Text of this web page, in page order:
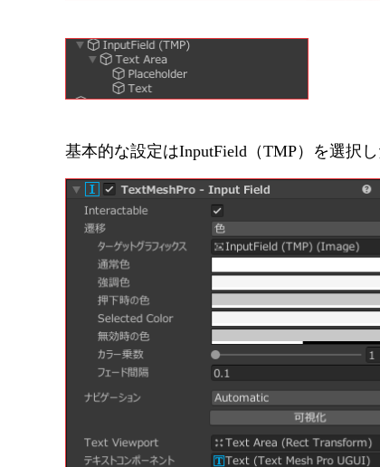
基本的な設定はInputField（TMP）を選択